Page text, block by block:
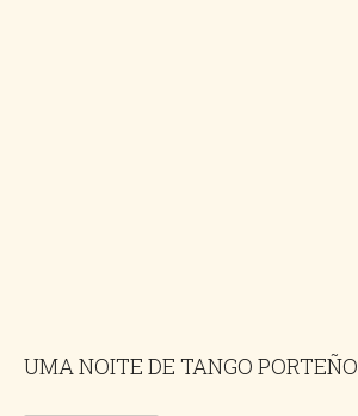
UMA NOITE DE TANGO PORTEÑO